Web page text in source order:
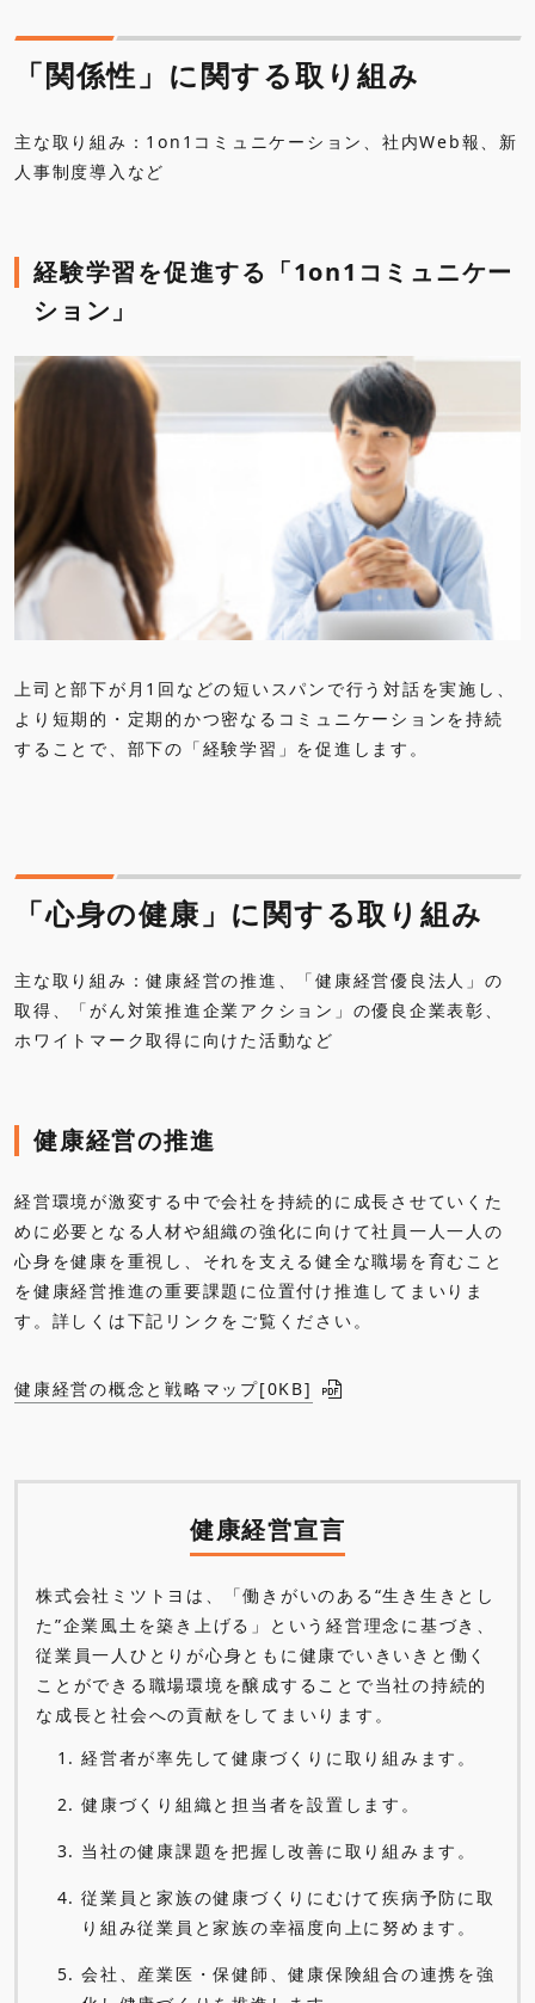
「関係性」に関する取り組み
主な取り組み：1on1コミュニケーション、社内Web報、新
人事制度導入など
経験学習を促進する「1on1コミュニケー
ション」
上司と部下が月1回などの短いスパンで行う対話を実施し、
より短期的・定期的かつ密なるコミュニケーションを持続
することで、部下の「経験学習」を促進します。
「心身の健康」に関する取り組み
主な取り組み：健康経営の推進、「健康経営優良法人」の
取得、「がん対策推進企業アクション」の優良企業表彰、
ホワイトマーク取得に向けた活動など
健康経営の推進
経営環境が激変する中で会社を持続的に成長させていくた
めに必要となる人材や組織の強化に向けて社員一人一人の
心身を健康を重視し、それを支える健全な職場を育むこと
を健康経営推進の重要課題に位置付け推進してまいりま
す。詳しくは下記リンクをご覧ください。
健康経営の概念と戦略マップ[0KB]
健康経営宣言
株式会社ミツトヨは、「働きがいのある“生き生きとし
た”企業風土を築き上げる」という経営理念に基づき、
従業員一人ひとりが心身ともに健康でいきいきと働く
ことができる職場環境を醸成することで当社の持続的
な成長と社会への貢献をしてまいります。
1. 経営者が率先して健康づくりに取り組みます。
2. 健康づくり組織と担当者を設置します。
3. 当社の健康課題を把握し改善に取り組みます。
4. 従業員と家族の健康づくりにむけて疾病予防に取
り組み従業員と家族の幸福度向上に努めます。
5. 会社、産業医・保健師、健康保険組合の連携を強